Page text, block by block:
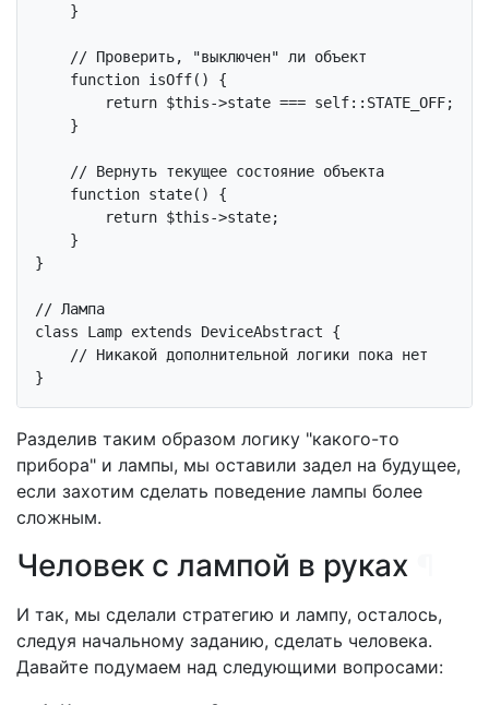
    }
// Проверить, "выключен" ли объект
function isOff()
{
return $this->state === self::STATE_OFF;
    }
// Вернуть текущее состояние объекта
function state()
{
return $this->state;
    }
}
// Лампа
class
Lamp extends DeviceAbstract
{
// Никакой дополнительной логики пока нет
Разделив таким образом логику "какого-то
прибора" и лампы, мы оставили задел на будущее,
если захотим сделать поведение лампы более
сложным.
Человек с лампой в руках
И так, мы сделали стратегию и лампу, осталось,
следуя начальному заданию, сделать человека.
Давайте подумаем над следующими вопросами: